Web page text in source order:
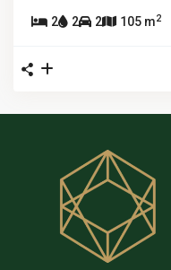
2 2 2 105 m2